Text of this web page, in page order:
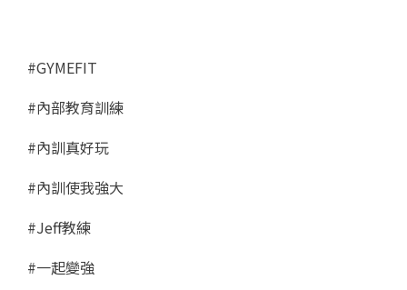
#GYMEFIT
#內部教育訓練
#內訓真好玩
#內訓使我強大
#Jeff教練
#一起變強